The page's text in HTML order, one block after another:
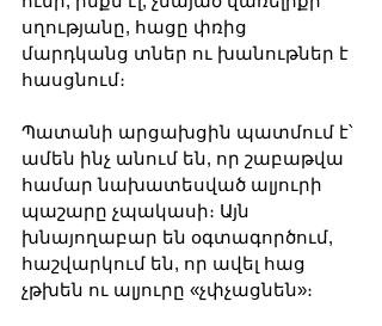
սղությանը, հացը փռից
մարդկանց տներ ու խանութներ է
հասցնում։
Պատանի արցախցին պատմում է՝
ամեն ինչ անում են, որ շաբաթվա
համար նախատեսված ալյուրի
պաշարը չպակասի։ Այն
խնայողաբար են օգտագործում,
հաշվարկում են, որ ավել հաց
չթխեն ու ալյուրը «չփչացնեն»։